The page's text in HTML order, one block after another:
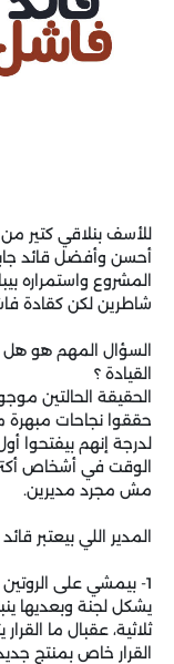
للأسف بنلاقي كتير
أحسن وأفضل قائد
المشروع واستمراره
شاطرين لكن كقادة
السؤال المهم هو هل
القيادة ؟
الحقيقة الحالتين
حققوا نجاحات
لدرجة إنهم
الوقت في أشخاص أكتر
مش مجرد مديرين.
المدير اللي بيعتبر
1- بيمشي على الروتين
يشكل لجنة وبعديها
ثلاثية، عقبال ما
القرار خاص بمنتج